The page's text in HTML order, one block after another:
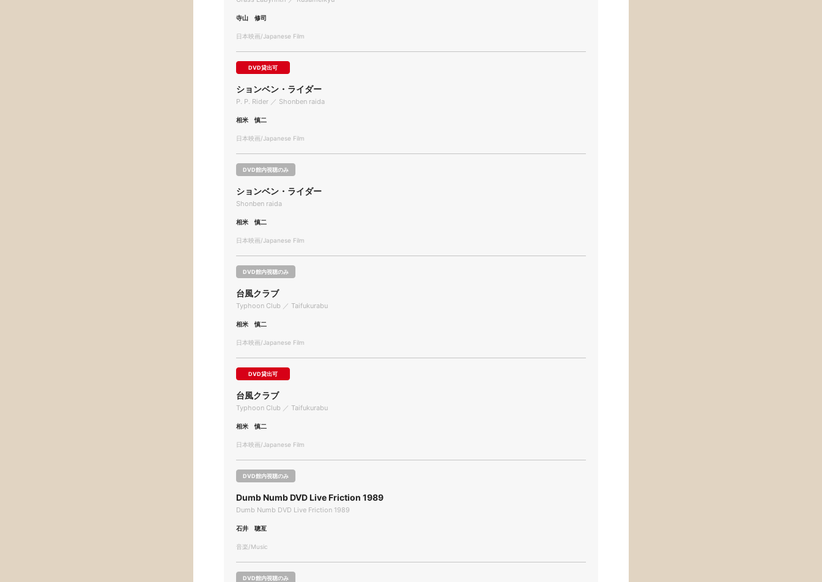
寺山 修司
日本映画/Japanese Film
DVD貸出可
ションベン・ライダー
P. P. Rider ／ Shonben raida
相米 慎二
日本映画/Japanese Film
DVD館内視聴のみ
ションベン・ライダー
Shonben raida
相米 慎二
日本映画/Japanese Film
DVD館内視聴のみ
台風クラブ
Typhoon Club ／ Taifukurabu
相米 慎二
日本映画/Japanese Film
DVD貸出可
台風クラブ
Typhoon Club ／ Taifukurabu
相米 慎二
日本映画/Japanese Film
DVD館内視聴のみ
Dumb Numb DVD Live Friction 1989
Dumb Numb DVD Live Friction 1989
石井 聰亙
音楽/Music
DVD館内視聴のみ